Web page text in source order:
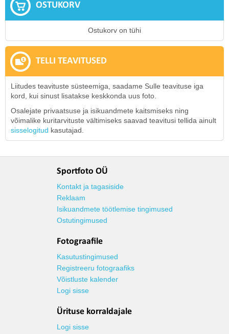
OSTUKORV
Ostukorv on tühi
TELLI TEAVITUSED
Liitudes teavituste süsteemiga, saadame Sulle teavituse iga
kord, kui sinust lisatakse keskkonda uus foto.
Osalejate privaatsuse ja isikuandmete kaitsmiseks ning
võimalike kuritarvituste vältimiseks saavad teavitusi tellida ainult
sisselogitud kasutajad.
Sportfoto OÜ
Kontakt ja tagasiside
Reklaam
Isikuandmete töötlemise tingimused
Ostutingimused
Fotograafile
Kasutustingimused
Registreeru fotograafiks
Võistluste kalender
Logi sisse
Ürituse korraldajale
Logi sisse